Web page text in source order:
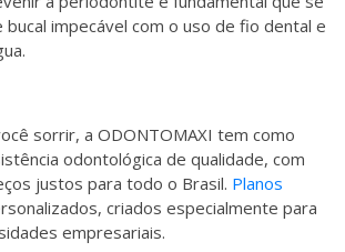
bucal impecável com o uso de fio dental e
sorrir, a ODONTOMAXI tem como
odontológica de qualidade, com
justos para todo o Brasil. Planos
criados especialmente para
empresariais.